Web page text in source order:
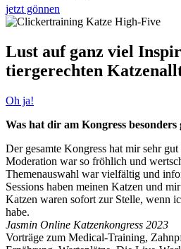
jetzt gönnen
Lust auf ganz viel
tiergerechten
Oh ja!
Was hat dir am Kongress besonders
Der gesamte Kongress hat mir sehr
Moderation war so fröhlich und
Themenauswahl war vielfältig und
Sessions haben meinen Katzen und
Katzen waren sofort zur Stelle, wenn
habe.
Jasmin Online Katzenkongress 2023
Vorträge zum Medical-Training,